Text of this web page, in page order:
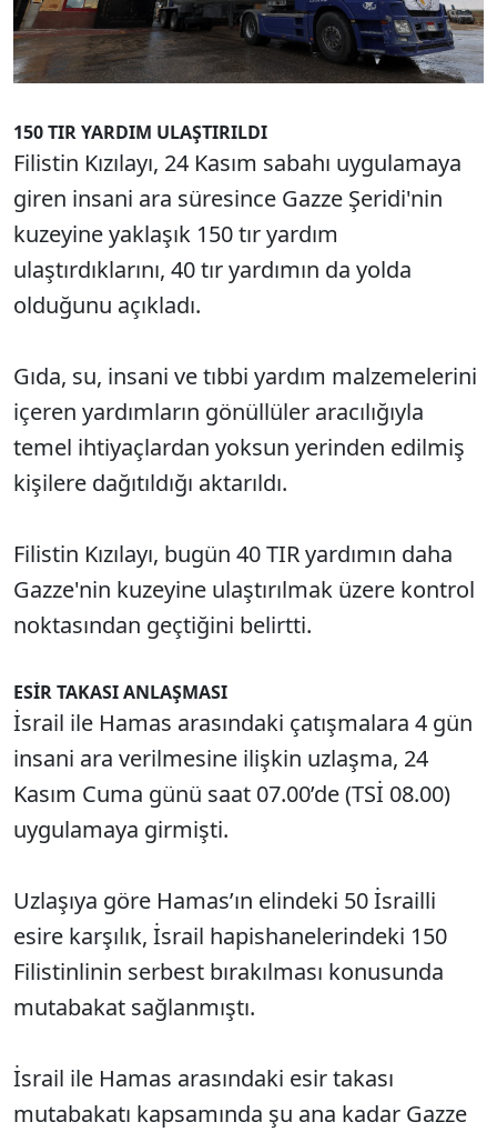
150 TIR YARDIM ULAŞTIRILDI
Filistin Kızılayı, 24 Kasım sabahı uygulamaya
giren insani ara süresince Gazze Şeridi'nin
kuzeyine yaklaşık 150 tır yardım
ulaştırdıklarını, 40 tır yardımın da yolda
olduğunu açıkladı.
Gıda, su, insani ve tıbbi yardım malzemelerini
içeren yardımların gönüllüler aracılığıyla
temel ihtiyaçlardan yoksun yerinden edilmiş
kişilere dağıtıldığı aktarıldı.
Filistin Kızılayı, bugün 40 TIR yardımın daha
Gazze'nin kuzeyine ulaştırılmak üzere kontrol
noktasından geçtiğini belirtti.
ESİR TAKASI ANLAŞMASI
İsrail ile Hamas arasındaki çatışmalara 4 gün
insani ara verilmesine ilişkin uzlaşma, 24
Kasım Cuma günü saat 07.00’de (TSİ 08.00)
uygulamaya girmişti.
Uzlaşıya göre Hamas’ın elindeki 50 İsrailli
esire karşılık, İsrail hapishanelerindeki 150
Filistinlinin serbest bırakılması konusunda
mutabakat sağlanmıştı.
İsrail ile Hamas arasındaki esir takası
mutabakatı kapsamında şu ana kadar Gazze